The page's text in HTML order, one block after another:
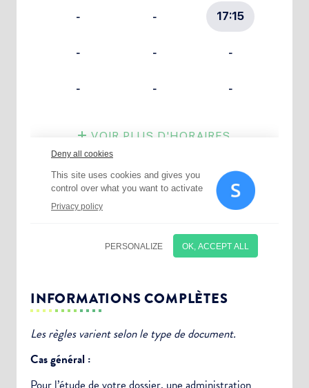
INFORMATIONS COMPLÈTES
Les règles varient selon le type de document.
Cas général :